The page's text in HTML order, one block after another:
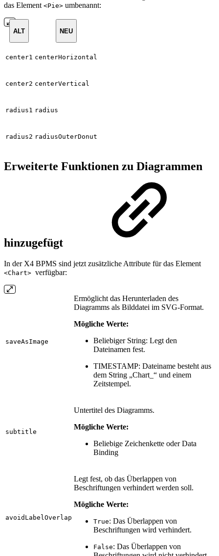
das Element <Pie> umbenannt:
ALT NEU
center1 centerHorizontal
center2 centerVertical
radius1 radius
radius2 radiusOuterDonut
Erweiterte Funktionen zu Diagrammen
hinzugefügt
In der X4 BPMS sind jetzt zusätzliche Attribute für das Element
<Chart> verfügbar:
saveAsImage
Ermöglicht das Herunterladen des
Diagramms als Bilddatei im SVG-Format.
Mögliche Werte:
Beliebiger String: Legt den
Dateinamen fest.
TIMESTAMP: Dateiname besteht aus
dem String „Chart_“ und einem
Zeitstempel.
subtitle
Untertitel des Diagramms.
Mögliche Werte:
Beliebige Zeichenkette oder Data
Binding
avoidLabelOverlap
Legt fest, ob das Überlappen von
Beschriftungen verhindert werden soll.
Mögliche Werte:
True: Das Überlappen von
Beschriftungen wird verhindert.
False: Das Überlappen von